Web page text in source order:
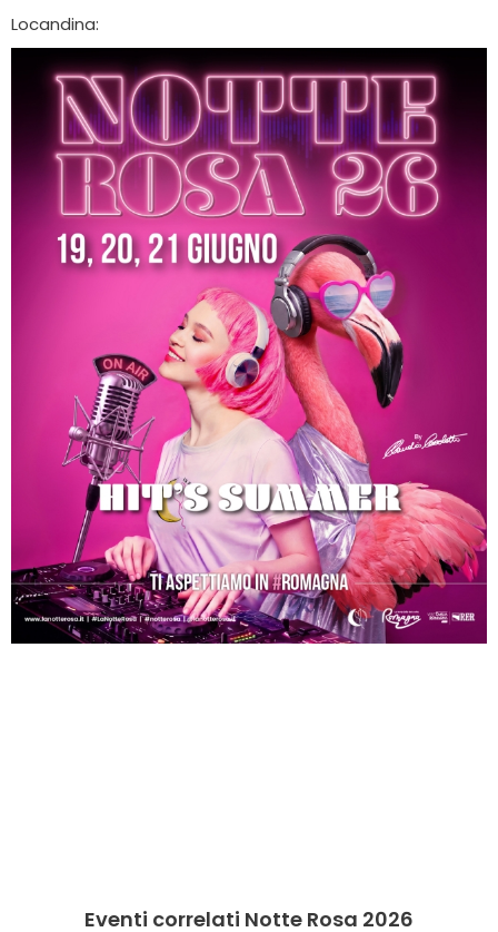
Locandina:
Eventi correlati Notte Rosa 2026